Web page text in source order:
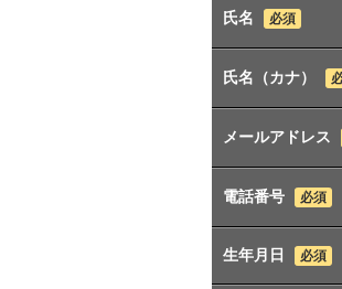
氏名 必須
氏名（カナ）
メールアドレス
電話番号 必須
生年月日 必須